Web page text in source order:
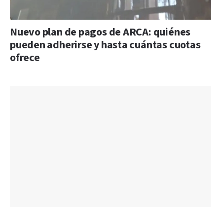
Nuevo plan de pagos de ARCA: quiénes
pueden adherirse y hasta cuántas cuotas
ofrece